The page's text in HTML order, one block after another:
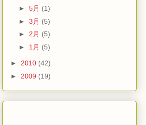
► 5月 (1)
► 3月 (5)
► 2月 (5)
► 1月 (5)
► 2010 (42)
► 2009 (19)